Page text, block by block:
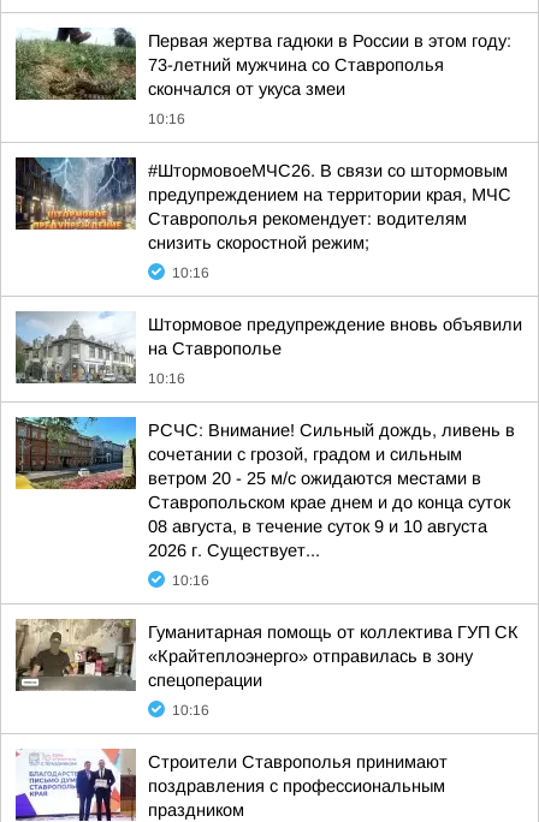
Первая жертва гадюки в России в этом году:
73-летний мужчина со Ставрополья
скончался от укуса змеи
10:16
#ШтормовоеМЧС26. В связи со штормовым
предупреждением на территории края, МЧС
Ставрополья рекомендует: водителям
снизить скоростной режим;
10:16
Штормовое предупреждение вновь объявили
на Ставрополье
10:16
РСЧС: Внимание! Сильный дождь, ливень в
сочетании с грозой, градом и сильным
ветром 20 - 25 м/с ожидаются местами в
Ставропольском крае днем и до конца суток
08 августа, в течение суток 9 и 10 августа
2026 г. Существует...
10:16
Гуманитарная помощь от коллектива ГУП СК
«Крайтеплоэнерго» отправилась в зону
спецоперации
10:16
Строители Ставрополья принимают
поздравления с профессиональным
праздником